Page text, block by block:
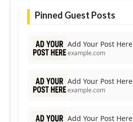
Pinned Guest Posts
Add Your Post Here
example.com
Add Your Post Here
example.com
Add Your Post Here